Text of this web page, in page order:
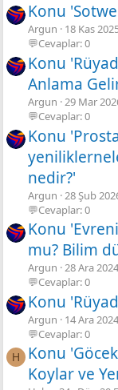
Konu
Argun
18 Kas
💬Cevaplar: 0
Konu
Anlama
Argun 29 Mar
💬Cevaplar: 0
Konu
nedir?'
Argun 28 Şub
💬Cevaplar: 0
Konu
mu? Bilim
Argun 28 Ara 2024
💬Cevaplar: 0
Konu
Argun
14 Ara 2024
💬Cevaplar: 0
H
Konu
Koylar ve